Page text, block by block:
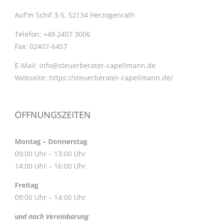
Auf'm Schif 3-5, 52134 Herzogenrath
Telefon: +49 2407 3006
Fax: 02407-6457
E-Mail: info@steuerberater-capellmann.de
Webseite: https://steuerberater-capellmann.de/
ÖFFNUNGSZEITEN
Montag – Donnerstag
09:00 Uhr – 13:00 Uhr
14:00 Uhr – 16:00 Uhr
Freitag
09:00 Uhr – 14:00 Uhr
und nach Vereinbarung